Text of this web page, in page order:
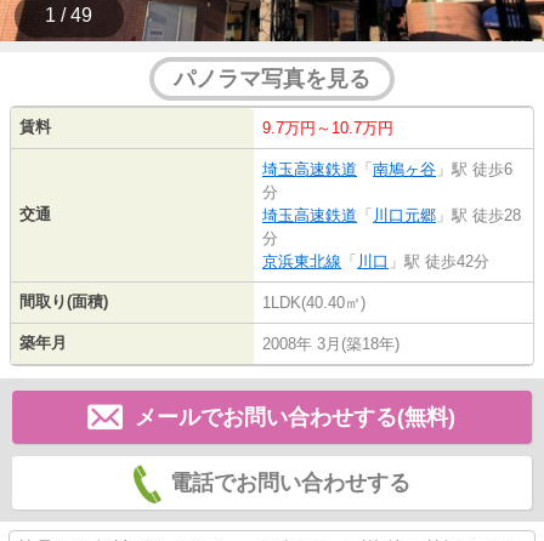
1 / 49
パノラマ写真を見る
賃料 9.7万円～10.7万円
交通
埼玉高速鉄道 「 南鳩ヶ谷 」駅 徒歩6
分
埼玉高速鉄道 「 川口元郷 」駅 徒歩28
分
京浜東北線 「 川口 」駅 徒歩42分
間取り(面積) 1LDK(40.40㎡)
築年月 2008年 3月(築18年)
メールでお問い合わせする(無料)
電話でお問い合わせする